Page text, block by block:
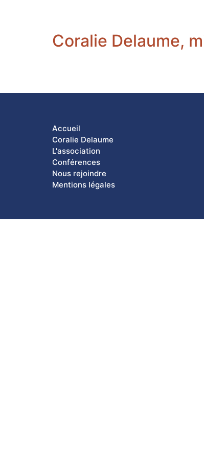
Coralie Delaume,
Accueil
Coralie Delaume
L'association
Conférences
Nous rejoindre
Mentions légales